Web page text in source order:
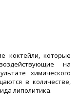
коктейли, которые
на
химического
в количестве,
липолитика.